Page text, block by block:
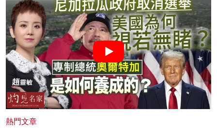
熱門文章